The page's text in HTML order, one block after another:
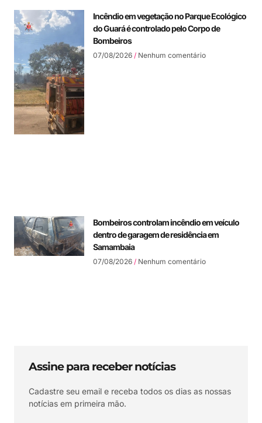
Incêndio em vegetação no Parque Ecológico
do Guará é controlado pelo Corpo de
Bombeiros
07/08/2026 Nenhum comentário
Bombeiros controlam incêndio em veículo
dentro de garagem de residência em
Samambaia
07/08/2026 Nenhum comentário
Assine para receber notícias
Cadastre seu email e receba todos os dias as nossas
notícias em primeira mão.